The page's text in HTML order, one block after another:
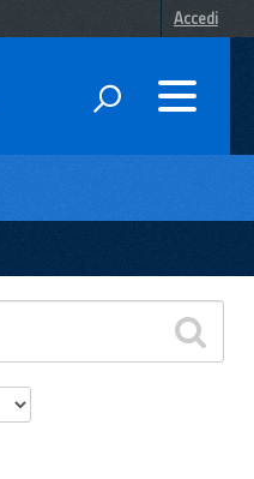
Accedi